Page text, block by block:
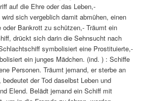
auf die Ehre oder das Leben,-
sich vergeblich damit abmühen, einen
oder Bankrott zu schützen,- Träumt ein
drückt sich darin die Sehnsucht nach
symbolisiert eine Prostituierte,-
ein junges Mädchen. (ind. ) : Schiffe
Personen. Träumt jemand, er sterbe an
der Tod daselbst Leben und
Elend. Belädt jemand ein Schiff mit